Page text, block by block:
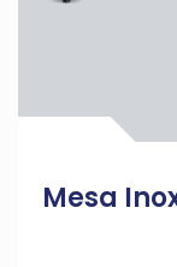
Mesa